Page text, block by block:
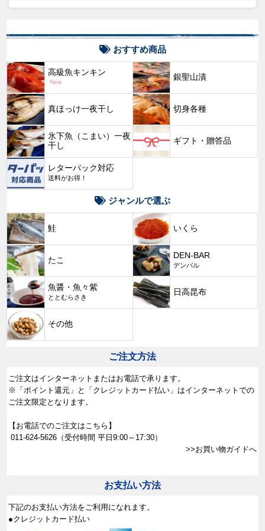
おすすめ商品
高級魚キンキン
New
銀聖山漬
真ほっけ一夜干し 切身各種
氷下魚（こまい）一夜
干し
ギフト・贈答品
レターパック対応
送料がお得！
ジャンルで選ぶ
鮭 いくら
たこ
DEN-BAR
デンバル
魚醤・魚々紫
ととむらさき
日高昆布
その他
ご注文方法
ご注文はインターネットまたはお電話で承ります。
※「ポイント還元」と「クレジットカード払い」はインターネットでの
ご注文限定となります。
【お電話でのご注文はこちら】
011-624-5626 （受付時間 平日9:00～17:30）
>>お買い物ガイドへ
お支払い方法
下記のお支払い方法をご利用になれます。
●クレジットカード払い